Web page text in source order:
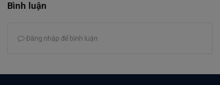
Bình luận
Đăng nhập để bình luận